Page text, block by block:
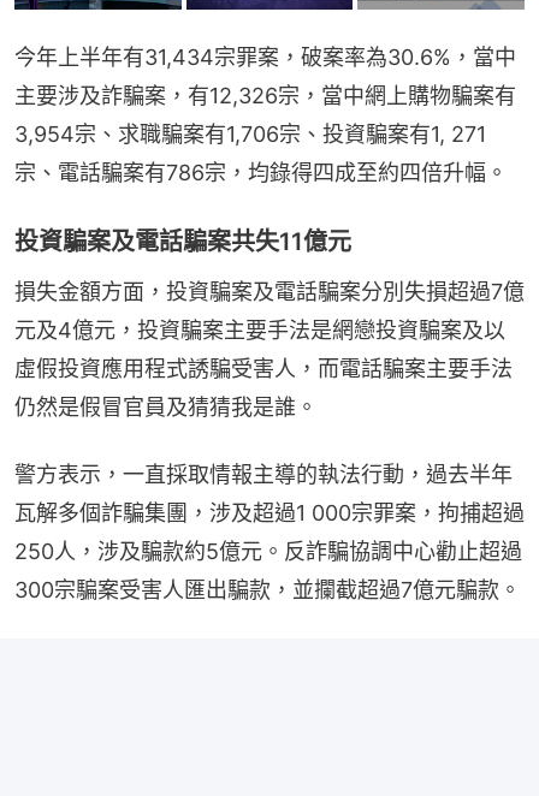
今年上半年有31,434宗罪案，破案率為30.6%，當中
主要涉及詐騙案，有12,326宗，當中網上購物騙案有
3,954宗、求職騙案有1,706宗、投資騙案有1, 271
宗、電話騙案有786宗，均錄得四成至約四倍升幅。
投資騙案及電話騙案共失11億元
損失金額方面，投資騙案及電話騙案分別失損超過7億
元及4億元，投資騙案主要手法是網戀投資騙案及以
虛假投資應用程式誘騙受害人，而電話騙案主要手法
仍然是假冒官員及猜猜我是誰。
警方表示，一直採取情報主導的執法行動，過去半年
瓦解多個詐騙集團，涉及超過1 000宗罪案，拘捕超過
250人，涉及騙款約5億元。反詐騙協調中心勸止超過
300宗騙案受害人匯出騙款，並攔截超過7億元騙款。